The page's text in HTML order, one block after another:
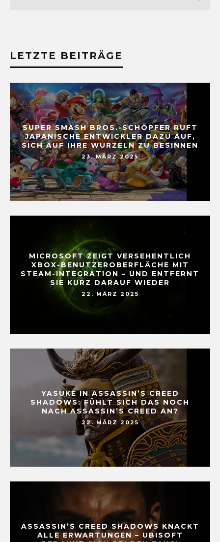
LETZTE BEITRÄGE
SUPER SMASH BROS.-SCHÖPFER RUFT
JAPANISCHE ENTWICKLER DAZU AUF,
SICH AUF IHRE WURZELN ZU BESINNEN
23. MÄRZ 2025
MICROSOFT ZEIGT VERSEHENTLICH
XBOX-BENUTZEROBERFLÄCHE MIT
STEAM-INTEGRATION – UND ENTFERNT
SIE KURZ DARAUF WIEDER
22. MÄRZ 2025
YASUKE IN ASSASSIN’S CREED
SHADOWS: FÜHLT SICH DAS NOCH
NACH ASSASSIN’S CREED AN?
22. MÄRZ 2025
ASSASSIN’S CREED SHADOWS KNACKT
ALLE ERWARTUNGEN – UBISOFT